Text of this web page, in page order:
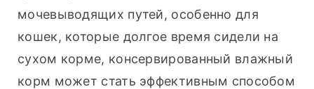
мочевыводящих путей, особенно для
кошек, которые долгое время сидели на
сухом корме, консервированный влажный
корм может стать эффективным способом